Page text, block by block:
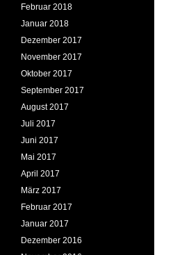
Februar 2018
Januar 2018
Dezember 2017
November 2017
Oktober 2017
September 2017
August 2017
Juli 2017
Juni 2017
Mai 2017
April 2017
März 2017
Februar 2017
Januar 2017
Dezember 2016